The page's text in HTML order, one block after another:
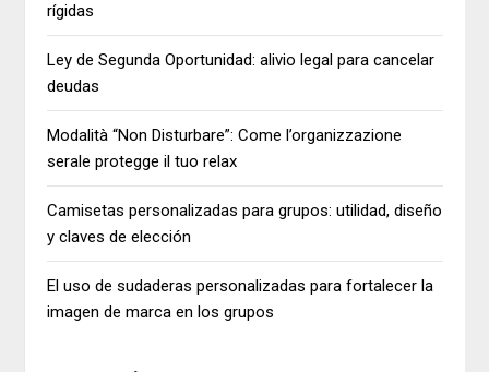
rígidas
Ley de Segunda Oportunidad: alivio legal para cancelar
deudas
Modalità “Non Disturbare”: Come l’organizzazione
serale protegge il tuo relax
Camisetas personalizadas para grupos: utilidad, diseño
y claves de elección
El uso de sudaderas personalizadas para fortalecer la
imagen de marca en los grupos